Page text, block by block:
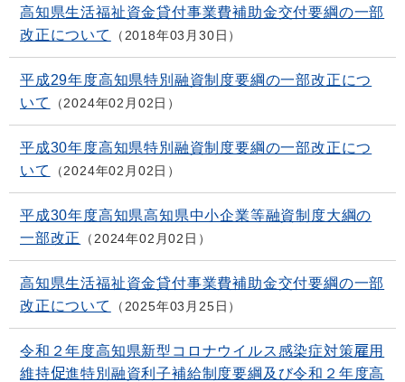
高知県生活福祉資金貸付事業費補助金交付要綱の一部
改正について
2018年03月30日
平成29年度高知県特別融資制度要綱の一部改正につ
いて
2024年02月02日
平成30年度高知県特別融資制度要綱の一部改正につ
いて
2024年02月02日
平成30年度高知県高知県中小企業等融資制度大綱の
一部改正
2024年02月02日
高知県生活福祉資金貸付事業費補助金交付要綱の一部
改正について
2025年03月25日
令和２年度高知県新型コロナウイルス感染症対策雇用
維持促進特別融資利子補給制度要綱及び令和２年度高